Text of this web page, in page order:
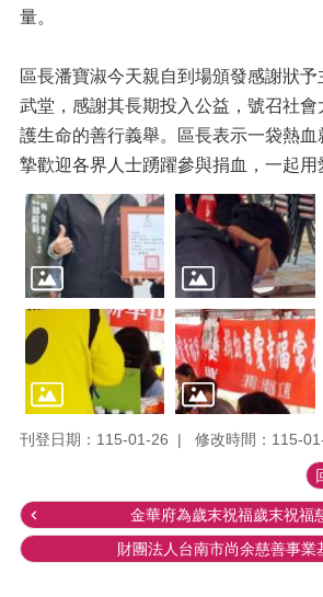
量。
區長潘寶淑今天親自到場頒發感謝狀
武堂，感謝其長期投入公益，號召社會
護生命的善行義舉。區長表示一袋熱
摯歡迎各界人士踴躍參與捐血，一起用
刊登日期：115-01-26 修改時間：115-
金華府為歲末祝福歲末祝福
財團法人台南市尚余慈善事業